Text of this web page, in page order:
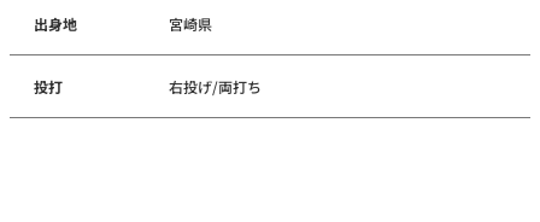
出身地 宮崎県
投打 右投げ/両打ち